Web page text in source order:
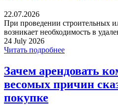
22.07.2026
При проведении строительных
возникает необходимость в
24 July 2026
Читать подробнее
Зачем арендовать
весомых причин
покупке